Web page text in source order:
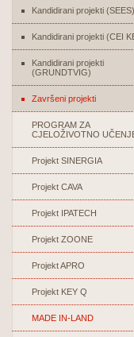
Kandidirani projekti (SEES)
Kandidirani projekti (CEI
Kandidirani projekti
(GRUNDTVIG)
Završeni projekti
PROGRAM ZA
CJELOŽIVOTNO
Projekt SINERGIA
Projekt CAVA
Projekt IPATECH
Projekt ZOONE
Projekt APRO
Projekt KEY Q
MADE IN-LAND